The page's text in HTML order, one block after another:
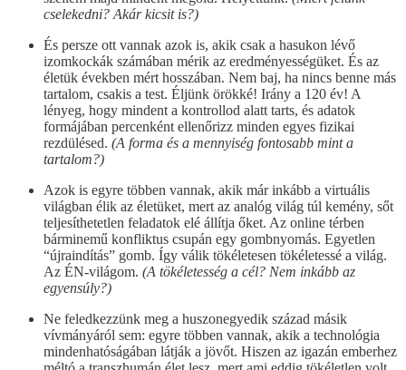
cselekedni? Akár kicsit is?)
És persze ott vannak azok is, akik csak a hasukon lévő
izomkockák számában mérik az eredményességüket. És az
életük években mért hosszában. Nem baj, ha nincs benne más
tartalom, csakis a test. Éljünk örökké! Irány a 120 év! A
lényeg, hogy mindent a kontrollod alatt tarts, és adatok
formájában percenként ellenőrizz minden egyes fizikai
rezdülésed. (A forma és a mennyiség fontosabb mint a
tartalom?)
Azok is egyre többen vannak, akik már inkább a virtuális
világban élik az életüket, mert az analóg világ túl kemény, sőt
teljesíthetetlen feladatok elé állítja őket. Az online térben
bárminemű konfliktus csupán egy gombnyomás. Egyetlen
“újraindítás” gomb. Így válik tökéletesen tökéletessé a világ.
Az ÉN-világom. (A tökéletesség a cél? Nem inkább az
egyensúly?)
Ne feledkezzünk meg a huszonegyedik század másik
vívmányáról sem: egyre többen vannak, akik a technológia
mindenhatóságában látják a jövőt. Hiszen az igazán emberhez